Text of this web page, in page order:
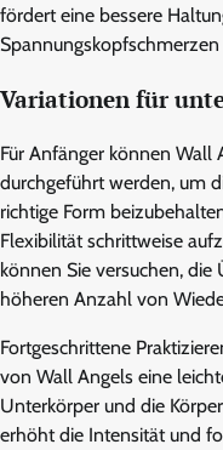
fördert eine bessere
Variationen für
Für Anfänger können
durchgeführt werden, um
richtige Form
Flexibilität schrittweise
können Sie versuchen,
höheren Anzahl von
Fortgeschrittene
von Wall Angels eine
Unterkörper und die
erhöht die Intensität und